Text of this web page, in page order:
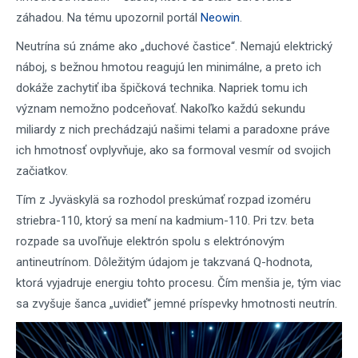
záhadou. Na tému upozornil portál Neowin.
Neutrína sú známe ako „duchové častice“. Nemajú elektrický
náboj, s bežnou hmotou reagujú len minimálne, a preto ich
dokáže zachytiť iba špičková technika. Napriek tomu ich
význam nemožno podceňovať. Nakoľko každú sekundu
miliardy z nich prechádzajú našimi telami a paradoxne práve
ich hmotnosť ovplyvňuje, ako sa formoval vesmír od svojich
začiatkov.
Tím z Jyväskylä sa rozhodol preskúmať rozpad izoméru
striebra-110, ktorý sa mení na kadmium-110. Pri tzv. beta
rozpade sa uvoľňuje elektrón spolu s elektrónovým
antineutrínom. Dôležitým údajom je takzvaná Q-hodnota,
ktorá vyjadruje energiu tohto procesu. Čím menšia je, tým viac
sa zvyšuje šanca „uvidieť“ jemné príspevky hmotnosti neutrín.